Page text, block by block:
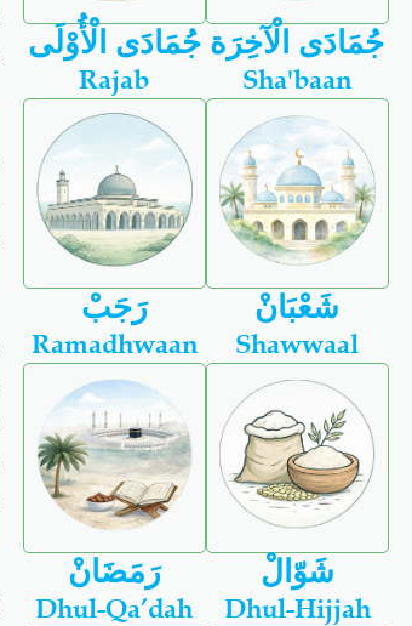
جُمَادَى الْأُوْلَى جُمَادَى الْآخِرَة
Rajab
رَجَبْ
Sha'baan
شَعْبَانْ
Ramadhwaan
رَمَضَانْ
Shawwaal
شَوّالْ
Dhul-Qa’dah Dhul-Hijjah